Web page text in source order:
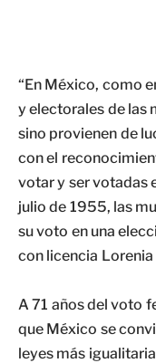
“En México, como
y electorales de las
sino provienen de
con el
votar y ser votadas
julio de 1955, las
su voto en una
con licencia Lorenia
A 71 años del voto
que México se
leyes más